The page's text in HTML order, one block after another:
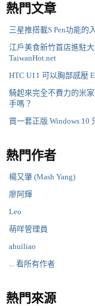
熱門文章
三星推搭載S Pen功能的
江戶美食新竹首店進駐
TaiwanHot.net
HTC U11 可以胸部感壓
騎起來完全不費力的米
手嗎？
買一套正版 Windows 10
熱門作者
楊又肇 (Mash Yang)
廖阿輝
Leo
萌咩管理員
ahuiliao
... 看所有作者
熱門來源